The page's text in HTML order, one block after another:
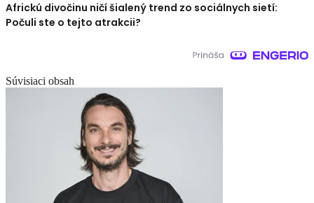
Africkú divočinu ničí šialený trend zo sociálnych sietí:
Počuli ste o tejto atrakcii?
Súvisiaci obsah